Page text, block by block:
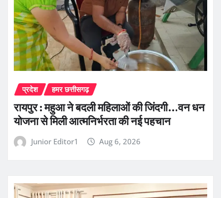
प्रदेश हमर छत्तीसगढ़
रायपुर : महुआ ने बदली महिलाओं की जिंदगी…वन धन
योजना से मिली आत्मनिर्भरता की नई पहचान
Junior Editor1 Aug 6, 2026